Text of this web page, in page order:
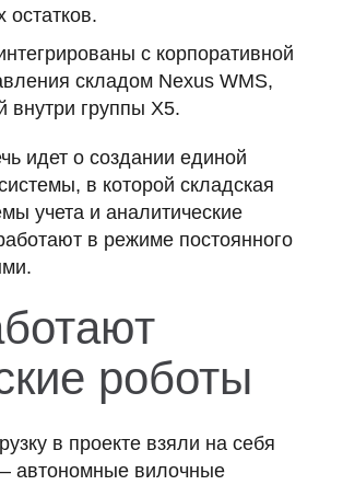
остатков.
с корпоративной
складом Nexus WMS,
внутри группы X5.
идет о создании единой
в которой складская
учета и аналитические
в режиме постоянного
роботы
в проекте взяли на себя
автономные вилочные